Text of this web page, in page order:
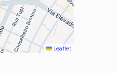
Leaflet